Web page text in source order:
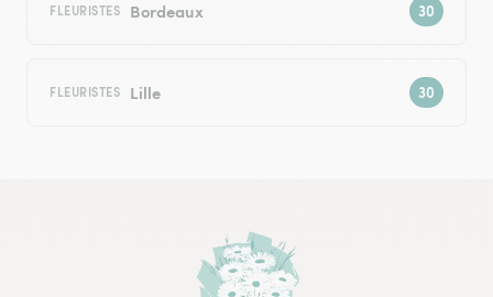
FLEURISTES Bordeaux
FLEURISTES Lille